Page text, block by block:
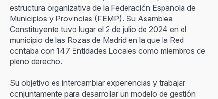
estructura organizativa de la Federación Española de
Municipios y Provincias (FEMP). Su Asamblea
Constituyente tuvo lugar el 2 de julio de 2024 en el
municipio de las Rozas de Madrid en la que la Red
contaba con 147 Entidades Locales como miembros de
pleno derecho.
Su objetivo es intercambiar experiencias y trabajar
conjuntamente para desarrollar un modelo de gestión